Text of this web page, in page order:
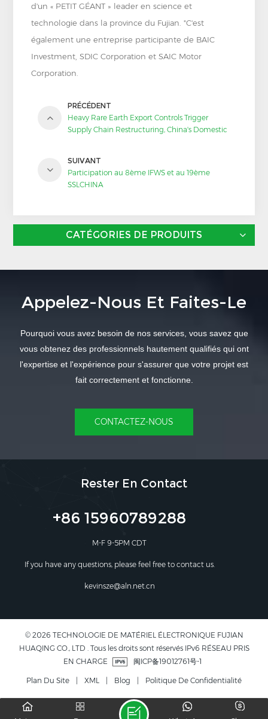
d'un « PETIT GÉANT » leader en science et
technologie dans la province du Fujian. "C'est
également une entreprise participante de BAIC
Investment, SDIC Corporation et SAIC Motor
Corporation.
PRÉCÉDENT
Heavy Rare Earth Export Controls Trigger
Supply Chain Restructuring, China's Domestic
SUIVANT
Participation au 8ème IFWS et au 19ème
SSLCHINA
CATÉGORIES DE PRODUITS
Appelez-Nous Et Faites-Le
Pourquoi vous avez besoin de nos services, vous savez que
vous obtenez des professionnels hautement qualifiés qui ont
l'expertise et l'expérience pour s'assurer que votre projet est
fait correctement et fonctionne.
CONTACTEZ-NOUS
Rester En Contact
+86 15960789288
M-F 9-5PM CDT
If you have any questions, please feel free to contact us.
kevinsze@aln.net.cn
© 2026 TECHNOLOGIE DE MATÉRIEL ÉLECTRONIQUE FUJIAN
HUAQING CO., LTD . Tous les droits sont réservés IPv6 RÉSEAU PRIS
EN CHARGE
闽ICP备19012761号-1
Plan Du Site | XML | Blog | Politique De Confidentialité